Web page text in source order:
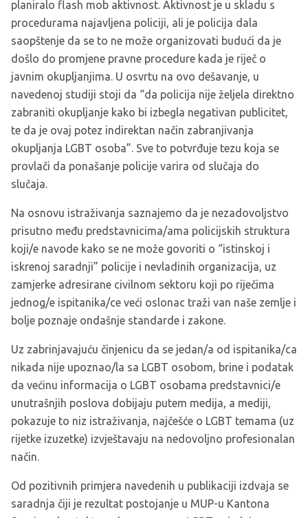
planiralo flash mob aktivnost. Aktivnost je u skladu s
procedurama najavljena policiji, ali je policija dala
saopštenje da se to ne može organizovati budući da je
došlo do promjene pravne procedure kada je riječ o
javnim okupljanjima. U osvrtu na ovo dešavanje, u
navedenoj studiji stoji da “da policija nije željela direktno
zabraniti okupljanje kako bi izbegla negativan publicitet,
te da je ovaj potez indirektan način zabranjivanja
okupljanja LGBT osoba”. Sve to potvrđuje tezu koja se
provlači da ponašanje policije varira od slučaja do
slučaja.
Na osnovu istraživanja saznajemo da je nezadovoljstvo
prisutno među predstavnicima/ama policijskih struktura
koji/e navode kako se ne može govoriti o “istinskoj i
iskrenoj saradnji” policije i nevladinih organizacija, uz
zamjerke adresirane civilnom sektoru koji po riječima
jednog/e ispitanika/ce veći oslonac traži van naše zemlje i
bolje poznaje ondašnje standarde i zakone.
Uz zabrinjavajuću činjenicu da se jedan/a od ispitanika/ca
nikada nije upoznao/la sa LGBT osobom, brine i podatak
da većinu informacija o LGBT osobama predstavnici/e
unutrašnjih poslova dobijaju putem medija, a mediji,
pokazuje to niz istraživanja, najčešće o LGBT temama (uz
rijetke izuzetke) izvještavaju na nedovoljno profesionalan
način.
Od pozitivnih primjera navedenih u publikaciji izdvaja se
saradnja čiji je rezultat postojanje u MUP-u Kantona